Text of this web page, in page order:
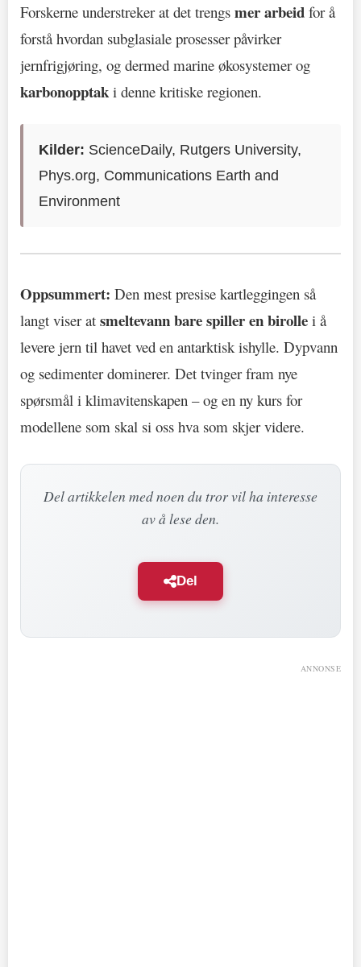
Forskerne understreker at det trengs mer arbeid for å
forstå hvordan subglasiale prosesser påvirker
jernfrigjøring, og dermed marine økosystemer og
karbonopptaki denne kritiske regionen.
Kilder: ScienceDaily, Rutgers University,
Phys.org, Communications Earth and
Environment
Oppsummert: Den mest presise kartleggingen så
langt viser at smeltevann bare spiller en birolle i å
levere jern til havet ved en antarktisk ishylle. Dypvann
og sedimenter dominerer. Det tvinger fram nye
spørsmål i klimavitenskapen – og en ny kurs for
modellene som skal si oss hva som skjer videre.
Del artikkelen med noen du tror vil ha interesse
av å lese den.
Del
ANNONSE